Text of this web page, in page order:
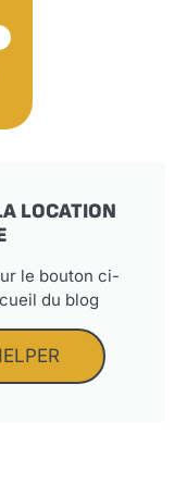
LOCATION
le bouton ci-
du blog